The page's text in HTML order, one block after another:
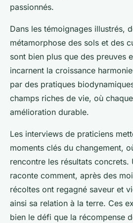
passionnés.
Dans les témoignages illustrés,
métamorphose des sols et des
sont bien plus que des preuves
incarnent la croissance
par des pratiques
champs riches de vie, où
amélioration durable.
Les interviews de praticiens
moments clés du changement,
rencontre les résultats concrets.
raconte comment, après des
récoltes ont regagné saveur et
ainsi sa relation à la terre. Ces
bien le défi que la récompense